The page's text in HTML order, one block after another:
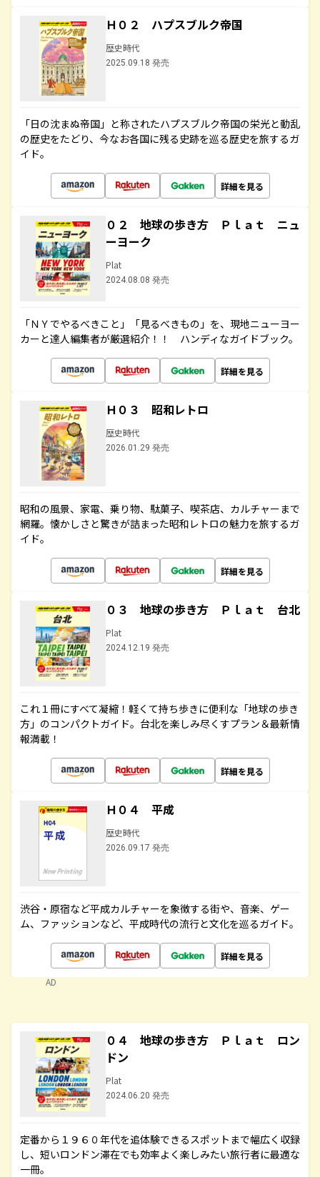
Ｈ０２ ハプスブルク帝国
歴史時代
2025.09.18 発売
「日の沈まぬ帝国」と称されたハプスブルク帝国の栄光と動乱
の歴史をたどり、今なお各国に残る史跡を巡る歴史を旅するガ
イド。
詳細を見る
０２ 地球の歩き方 Ｐｌａｔ ニュ
ーヨーク
Plat
2024.08.08 発売
「ＮＹでやるべきこと」「見るべきもの」を、現地ニューヨー
カーと達人編集者が厳選紹介！！ ハンディなガイドブック。
詳細を見る
Ｈ０３ 昭和レトロ
歴史時代
2026.01.29 発売
昭和の風景、家電、乗り物、駄菓子、喫茶店、カルチャーまで
網羅。懐かしさと驚きが詰まった昭和レトロの魅力を旅するガ
イド。
詳細を見る
０３ 地球の歩き方 Ｐｌａｔ 台北
Plat
2024.12.19 発売
これ１冊にすべて凝縮！軽くて持ち歩きに便利な「地球の歩き
方」のコンパクトガイド。台北を楽しみ尽くすプラン＆最新情
報満載！
詳細を見る
Ｈ０４ 平成
歴史時代
2026.09.17 発売
渋谷・原宿など平成カルチャーを象徴する街や、音楽、ゲー
ム、ファッションなど、平成時代の流行と文化を巡るガイド。
詳細を見る
AD
０４ 地球の歩き方 Ｐｌａｔ ロン
ドン
Plat
2024.06.20 発売
定番から１９６０年代を追体験できるスポットまで幅広く収録
し、短いロンドン滞在でも効率よく楽しみたい旅行者に最適な
一冊。